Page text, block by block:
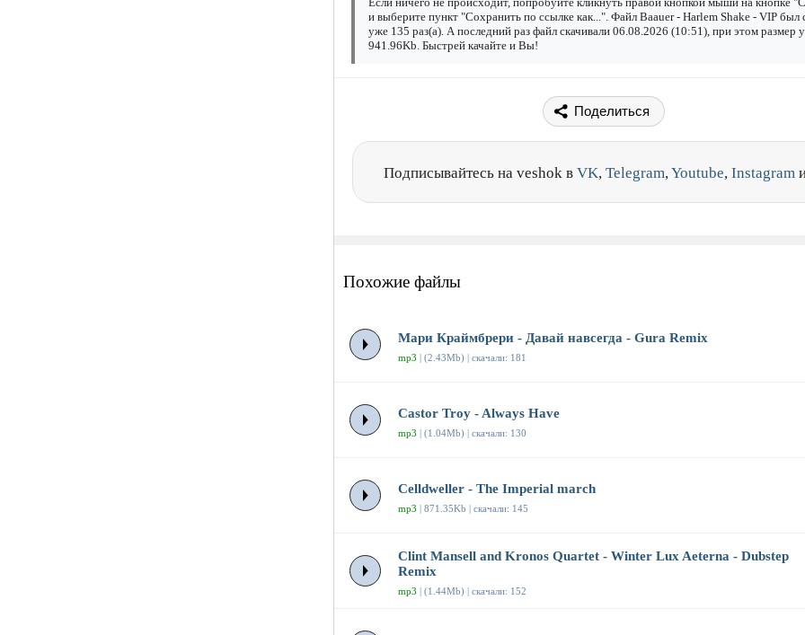
и выберите пункт "Сохранить по ссылке как...". Файл Baauer - Harlem Shake - VIP был
уже 135 раз(а). А последний раз файл скачивали 06.08.2026 (10:51), при этом размер
941.96Kb. Быстрей качайте и Вы!
Поделиться
Подписывайтесь на veshok в VK, Telegram,Youtube, Instagram
Похожие файлы
Мари Краймбрери - Давай навсегда - Gura Remix
mp3 | (2.43Mb) | скачали: 181
Castor Troy - Always Have
mp3 | (1.04Mb) | скачали: 130
Celldweller - The Imperial march
mp3 | 871.35Kb | скачали: 145
Clint Mansell and Kronos Quartet - Winter Lux Aeterna - Dubstep
Remix
mp3 | (1.44Mb) | скачали: 152